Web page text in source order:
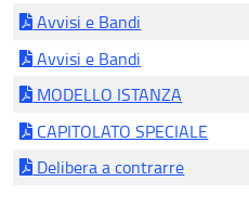
Avvisi e Bandi
Avvisi e Bandi
MODELLO ISTANZA
CAPITOLATO SPECIALE
Delibera a contrarre